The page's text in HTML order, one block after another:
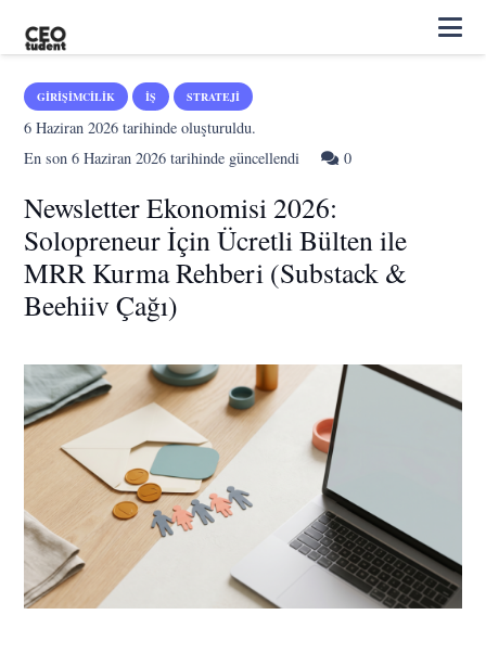
GIRIŞIMCILIK İŞ STRATEJI
6 Haziran 2026 tarihinde oluşturuldu.
En son6 Haziran 2026 tarihinde güncellendi 0
Newsletter Ekonomisi 2026:
Solopreneur İçin Ücretli Bülten ile
MRR Kurma Rehberi (Substack &
Beehiiv Çağı)